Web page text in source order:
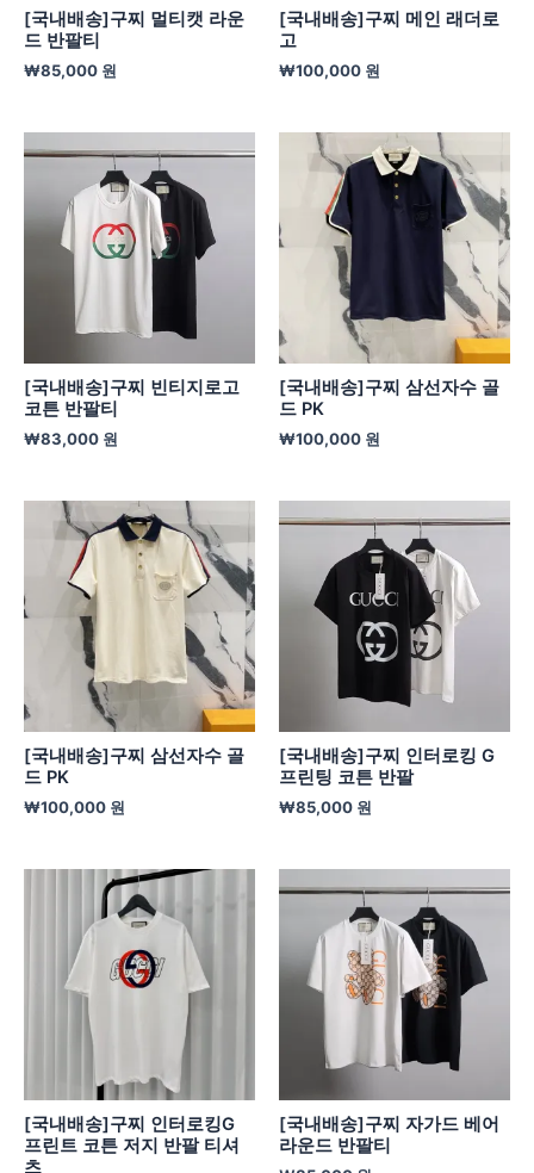
[국내배송]구찌 멀티캣 라운
드 반팔티
₩85,000 원
[국내배송]구찌 메인 래더로
고
₩100,000 원
[국내배송]구찌 빈티지로고
코튼 반팔티
₩83,000 원
[국내배송]구찌 삼선자수 골
드 PK
₩100,000 원
[국내배송]구찌 삼선자수 골
드 PK
₩100,000 원
[국내배송]구찌 인터로킹 G
프린팅 코튼 반팔
₩85,000 원
[국내배송]구찌 인터로킹G
프린트 코튼 저지 반팔 티셔
츠
[국내배송]구찌 자가드 베어
라운드 반팔티